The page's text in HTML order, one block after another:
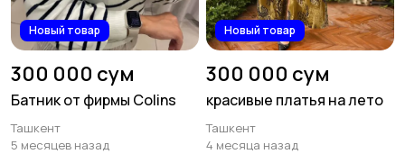
Новый товар
300 000 сум
Батник от фирмы Colins
Ташкент
5 месяцев назад
Новый товар
300 000 сум
красивые платья на лето
Ташкент
4 месяца назад